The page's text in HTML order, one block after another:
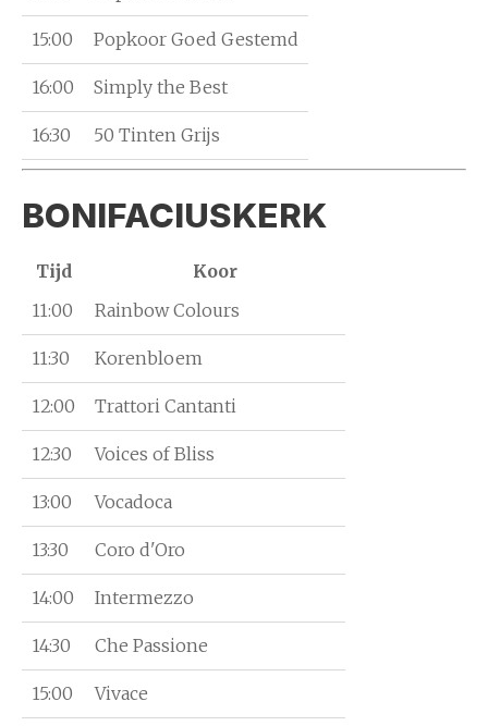
15:00 Popkoor Goed Gestemd
16:00 Simply the Best
16:30 50 Tinten Grijs
BONIFACIUSKERK
Tijd
Koor
11:00
Rainbow Colours
11:30 Korenbloem
12:00 Trattori Cantanti
12:30 Voices of Bliss
13:00 Vocadoca
13:30 Coro d'Oro
14:00 Intermezzo
14:30 Che Passione
15:00 Vivace